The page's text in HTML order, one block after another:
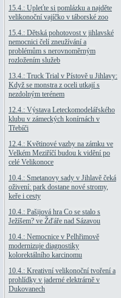
15.4.: Upleťte si pomlázku a najděte
velikonoční vajíčko v táborské zoo
15.4.: Dětská pohotovost v jihlavské
nemocnici čelí zneužívání a
problémům s nerovnoměrným
rozložením služeb
13.4.: Truck Trial v Pístově u Jihlavy:
Když se monstra z oceli utkají s
nezdolným terénem
12.4.: Výstava Leteckomodelářského
klubu v zámeckých konírnách v
Třebíči
12.4.: Květinové vazby na zámku ve
Velkém Meziříčí budou k vidění po
celé Velikonoce
10.4.: Smetanovy sady v Jihlavě čeká
oživení: park dostane nové stromy,
keře i cesty
10.4.: Pašijová hra Co se stalo s
Ježíšem? ve Žďáře nad Sázavou
10.4.: Nemocnice v Pelhřimově
modernizuje diagnostiky
kolorektálního karcinomu
10.4.: Kreativní velikonoční tvoření a
prohlídky v jaderné elektrárně v
Dukovanech